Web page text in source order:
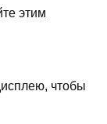
этим
чтобы